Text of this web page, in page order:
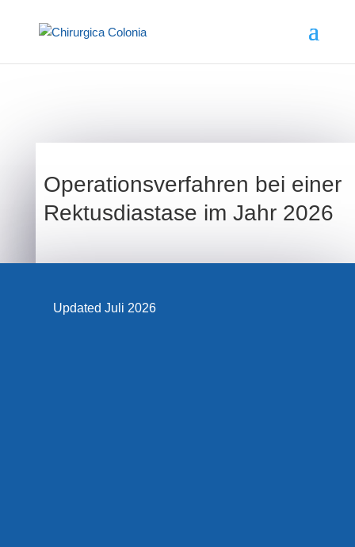
Operationsverfahren bei einer
Rektusdiastase im Jahr 2026
Updated Juli 2026